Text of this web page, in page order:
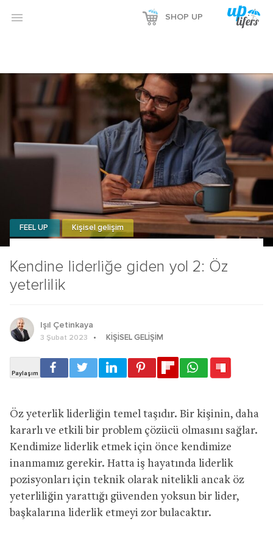
 SHOP UP
Kendine liderliğe giden yol 2: Öz
yeterlilik
FEEL UP Kişisel gelişim
Işıl Çetinkaya
3 Şubat 2023 KIŞISEL GELIŞIM
Öz yeterlik liderliğin temel taşıdır. Bir kişinin, daha
kararlı ve etkili bir problem çözücü olmasını sağlar.
Kendimize liderlik etmek için önce kendimize
inanmamız gerekir. Hatta iş hayatında liderlik
pozisyonları için teknik olarak nitelikli ancak öz
yeterliliğin yarattığı güvenden yoksun bir lider,
başkalarına liderlik etmeyi zor bulacaktır.